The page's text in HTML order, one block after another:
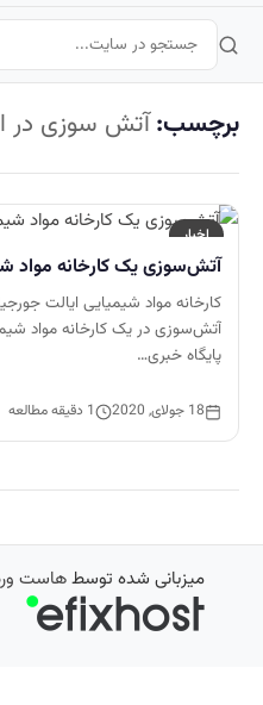
برچسب:آتش سوزی در
اخبار
آتش‌سوزی یک کارخانه مواد
کارخانه مواد شیمیایی ایالت
آتش‌سوزی در یک کارخانه مواد
پایگاه خبری…
18 جولای, 2020 1 دقیقه مطالعه
میزبانی شده توسطهاست